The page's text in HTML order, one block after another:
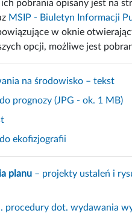
ich pobrania opisany jest na
MSIP - Biuletyn Informacji
w oknie
opcji, możliwe jest
na środowisko – tekst
prognozy (JPG - ok. 1 MB)
ekofizjografii
planu – projekty ustaleń i
procedury dot. wydawania